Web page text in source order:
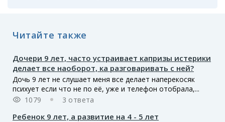
Читайте также
Дочери 9 лет, часто устраивает капризы истерики
делает все наоборот, ка разговаривать с ней?
Дочь 9 лет не слушает меня все делает наперекосяк
психует если что не по её, уже и телефон отобрала,...
1079
3 ответа
Ребенок 9 лет, а развитие на 4 - 5 лет